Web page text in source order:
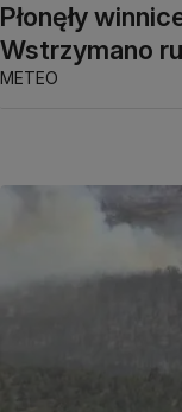
Płonęły
Wstrzymano
METEO